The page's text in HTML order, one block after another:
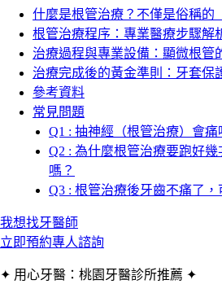
什麼是根管治療？不僅是俗稱的
根管治療程序：專業醫療步驟解
治療過程與專業設備：顯微根管
治療完成後的黃金準則：牙套保
參考資料
常見問題
Q1 : 抽神經（根管治療）會痛
Q2 : 為什麼根管治療要跑好
嗎？
Q3 : 根管治療後牙齒不痛了，
我想找牙醫師
立即預約專人諮詢
✦ 用心牙醫：桃園牙醫診所推薦 ✦